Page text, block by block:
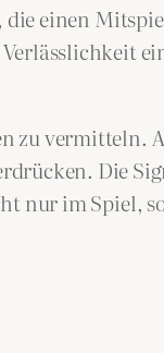
die einen
zu vermitteln.
Die
nur im Spiel,